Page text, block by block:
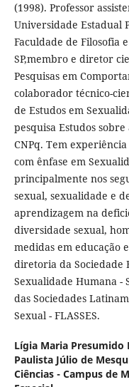
(1998). Professor
Universidade Estadual
Faculdade de Filosofia
SP,membro e diretor
Pesquisas em
colaborador técnico-
de Estudos em
pesquisa Estudos
CNPq. Tem
com ênfase em
principalmente nos
sexual, sexualidade e
aprendizagem na
diversidade sexual,
medidas em educação
diretoria da Sociedade
Sexualidade Humana -
das Sociedades
Sexual - FLASSES.
Lígia Maria Presumido
Paulista Júlio de
Ciências - Campus de